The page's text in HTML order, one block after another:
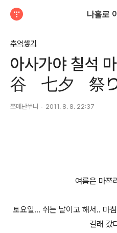
나홀로
추억쌓기
아사가야 칠석
谷 七夕 祭り
쪼매난쑤니 2011. 8. 8. 22:37
여름은 마쯔
토요일... 쉬는 날이고 해서.. 마
길래 갔